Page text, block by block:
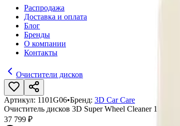
Распродажа
Доставка и оплата
Блог
Бренды
О компании
Контакты
Очистители дисков
Артикул: 1101G06•Бренд: 3D Car Care
Очиститель дисков 3D Super Wheel Cleaner
37 799 ₽